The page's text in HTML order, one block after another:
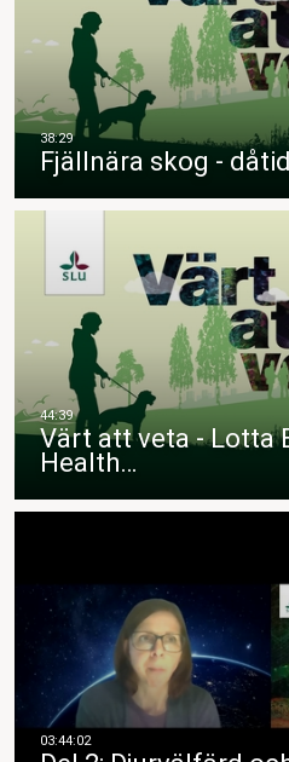
Fjällnära skog -
Värt att veta - Lotta
Health…